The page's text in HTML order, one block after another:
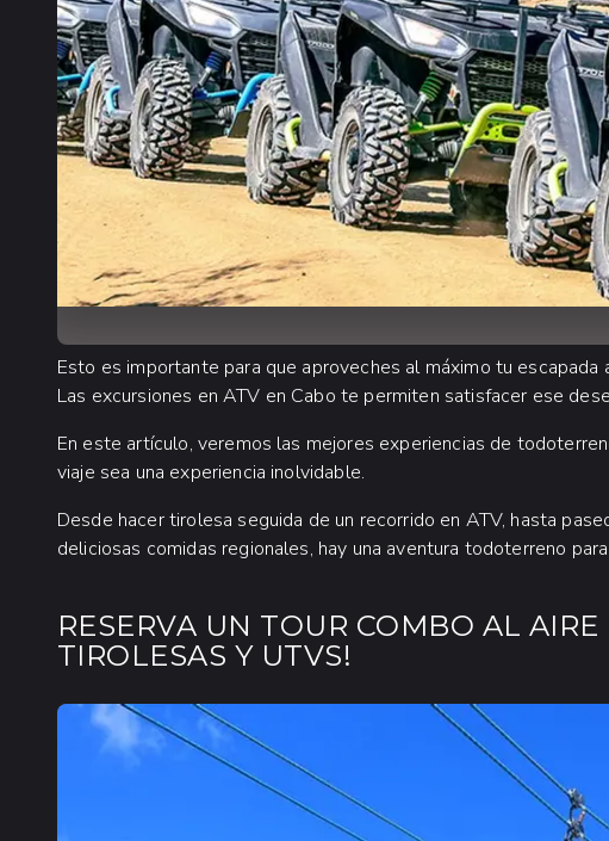
Esto es importante para que aproveches al máximo tu escapada
Las excursiones en ATV en Cabo te permiten satisfacer ese
En este artículo, veremos las mejores experiencias de
viaje sea una experiencia inolvidable.
Desde hacer tirolesa seguida de un recorrido en ATV, hasta
deliciosas comidas regionales, hay una aventura todoterreno
RESERVA UN TOUR COMBO AL AIRE
TIROLESAS Y UTVS!